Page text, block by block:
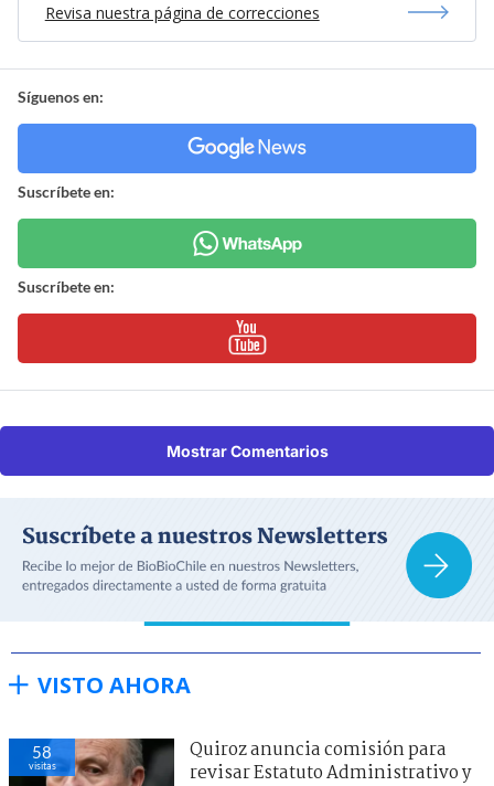
Revisa nuestra página de correcciones
Síguenos en:
Suscríbete en:
Suscríbete en:
Mostrar Comentarios
VISTO AHORA
58
visitas
Quiroz anuncia comisión para
revisar Estatuto Administrativo y